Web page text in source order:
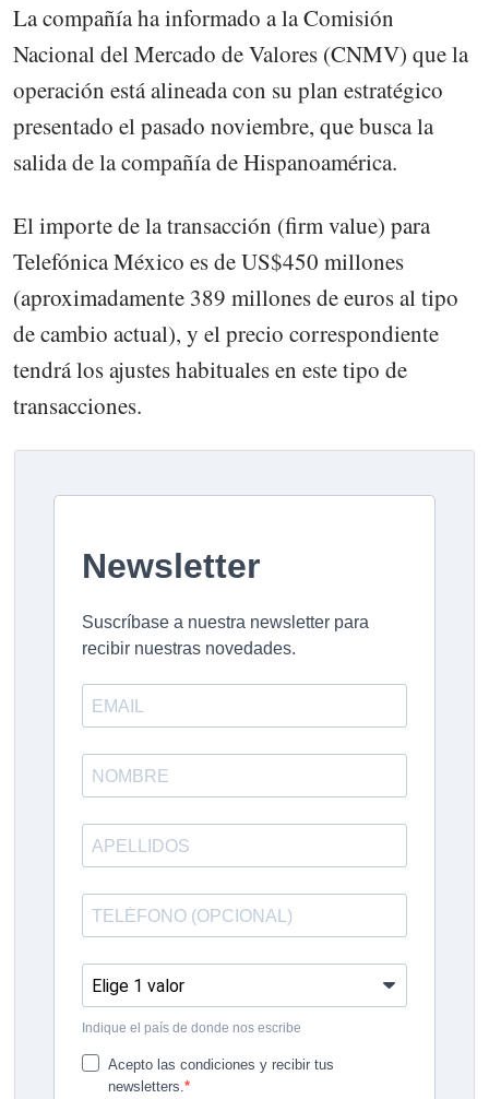
La compañía ha informado a la Comisión
Nacional del Mercado de Valores (CNMV) que la
operación está alineada con su plan estratégico
presentado el pasado noviembre, que busca la
salida de la compañía de Hispanoamérica.
El importe de la transacción (firm value) para
Telefónica México es de US$450 millones
(aproximadamente 389 millones de euros al tipo
de cambio actual), y el precio correspondiente
tendrá los ajustes habituales en este tipo de
transacciones.